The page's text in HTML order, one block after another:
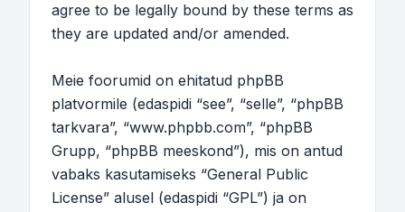
agree to be legally bound by these terms as
they are updated and/or amended.
Meie foorumid on ehitatud phpBB
platvormile (edaspidi “see”, “selle”, “phpBB
tarkvara”, “www.phpbb.com”, “phpBB
Grupp, “phpBB meeskond”), mis on antud
vabaks kasutamiseks “General Public
License” alusel (edaspidi “GPL”) ja on